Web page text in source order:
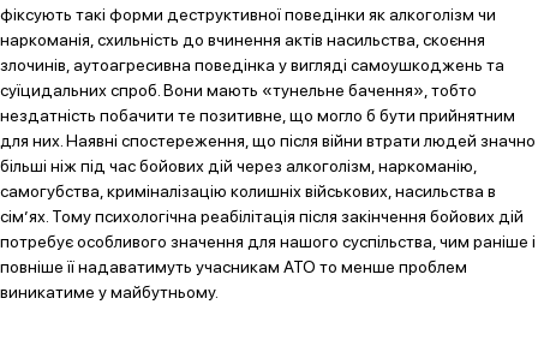
фіксують такі форми деструктивної поведінки як алкоголізм чи
наркоманія, схильність до вчинення актів насильства, скоєння
злочинів, аутоагресивна поведінка у вигляді самоушкоджень та
суїцидальних спроб. Вони мають «тунельне бачення», тобто
нездатність побачити те позитивне, що могло б бути прийнятним
для них. Наявні спостереження, що після війни втрати людей значно
більші ніж під час бойових дій через алкоголізм, наркоманію,
самогубства, криміналізацію колишніх військових, насильства в
сім’ях. Тому психологічна реабілітація після закінчення бойових дій
потребує особливого значення для нашого суспільства, чим раніше і
повніше її надаватимуть учасникам АТО то менше проблем
виникатиме у майбутньому.